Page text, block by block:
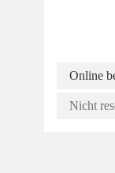
Online
Nicht